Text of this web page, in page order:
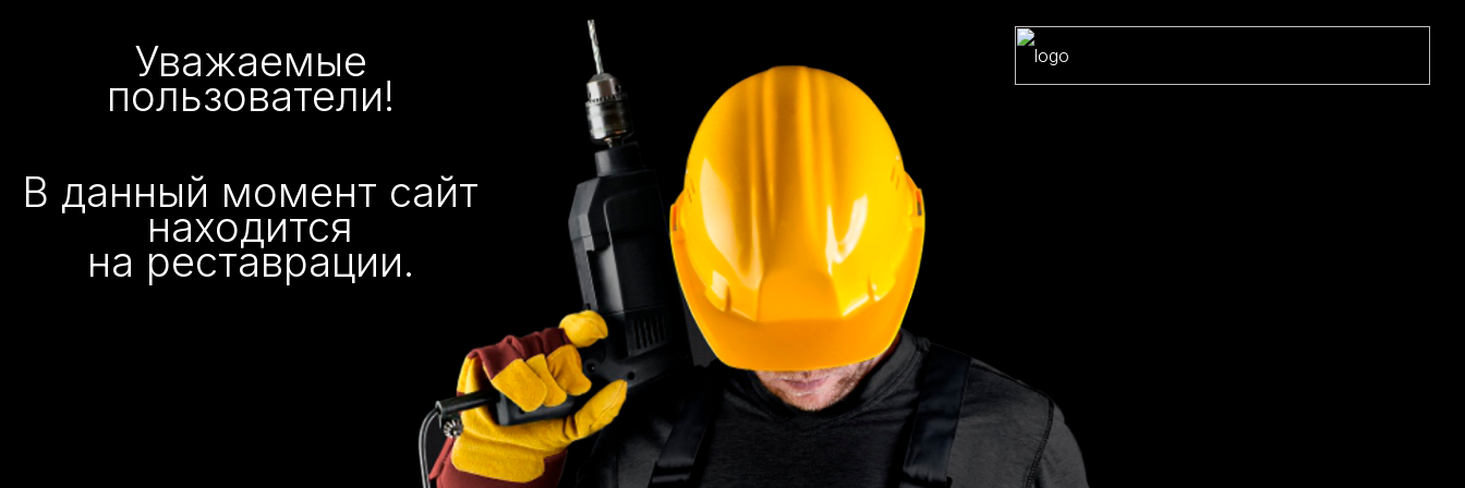
Уважаемые
пользователи!
В данный момент сайт
находится
на реставрации.